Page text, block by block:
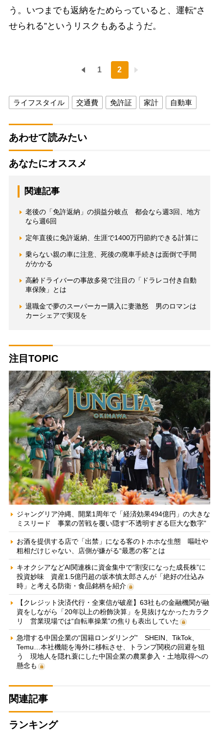
う。いつまでも返納をためらっていると、運転“さ
せられる”というリスクもあるようだ。
1 2
ライフスタイル 交通費 免許証 家計 自動車
あわせて読みたい
あなたにオススメ
関連記事
老後の「免許返納」の損益分岐点 都会なら週3回、地方
なら週6回
定年直後に免許返納、生涯で1400万円節約できる計算に
乗らない親の車に注意、死後の廃車手続きは面倒で手間
がかかる
高齢ドライバーの事故多発で注目の「ドラレコ付き自動
車保険」とは
退職金で夢のスーパーカー購入に妻激怒 男のロマンは
カーシェアで実現を
注目TOPIC
ジャングリア沖縄、開業1周年で「経済効果494億円」の大きな
ミスリード 事業の苦戦を覆い隠す“不透明すぎる巨大な数字”
お酒を提供する店で「出禁」になる客のトホホな生態 嘔吐や
粗相だけじゃない、店側が嫌がる“最悪の客”とは
キオクシアなどAI関連株に資金集中で“割安になった成長株”に
投資妙味 資産1.5億円超の坂本慎太郎さんが「絶好の仕込み
時」と考える防衛・食品銘柄を紹介
【クレジット決済代行・全東信が破産】63社もの金融機関が融
資をしながら「20年以上の粉飾決算」を見抜けなかったカラク
リ 営業現場では“自転車操業”の焦りも表出していた
急増する中国企業の“国籍ロンダリング” SHEIN、TikTok、
Temu…本社機能を海外に移転させ、トランプ関税の回避を狙
う 現地人を隠れ蓑にした中国企業の農業参入・土地取得への
懸念も
関連記事
ランキング